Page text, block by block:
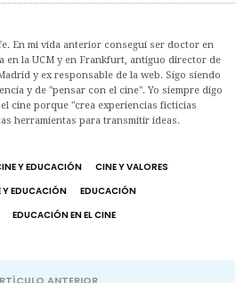
En mi vida anterior conseguí ser doctor en
en la UCM y en Frankfurt, antiguo director de
y ex responsable de la web. Sigo siendo
y de "pensar con el cine". Yo siempre digo
cine porque "crea experiencias ficticias
herramientas para transmitir ideas.
Y EDUCACIÓN
CINE Y VALORES
EDUCACIÓN
EDUCACIÓN
EDUCACIÓN EN EL CINE